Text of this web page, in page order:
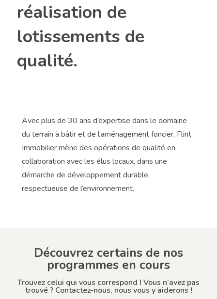
réalisation de
lotissements de
qualité.
Avec plus de 30 ans d’expertise dans le domaine
du terrain à bâtir et de l’aménagement foncier, Flint
Immobilier mène des opérations de qualité en
collaboration avec les élus locaux, dans une
démarche de développement durable
respectueuse de l’environnement.
Découvrez certains de nos
programmes en cours
Trouvez celui qui vous correspond ! Vous n’avez pas
trouvé ? Contactez-nous, nous vous y aiderons !